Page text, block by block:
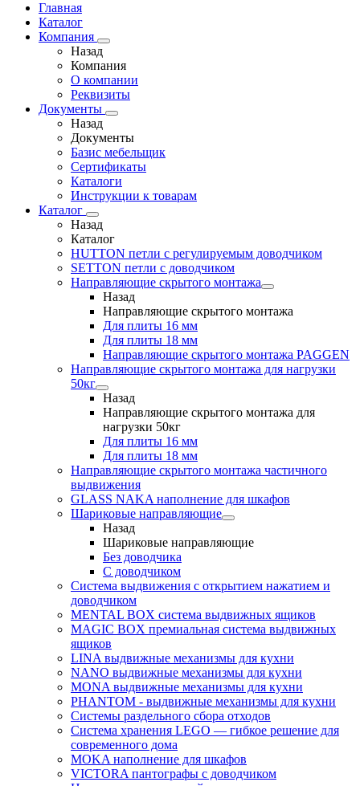
Главная
Каталог
Компания
Назад
Компания
О компании
Реквизиты
Документы
Назад
Документы
Базис мебельщик
Сертификаты
Каталоги
Инструкции к товарам
Каталог
Назад
Каталог
HUTTON петли с регулируемым доводчиком
SETTON петли с доводчиком
Направляющие скрытого монтажа
Назад
Направляющие скрытого монтажа
Для плиты 16 мм
Для плиты 18 мм
Направляющие скрытого монтажа PAGGEN
Направляющие скрытого монтажа для нагрузки
50кг
Назад
Направляющие скрытого монтажа для
нагрузки 50кг
Для плиты 16 мм
Для плиты 18 мм
Направляющие скрытого монтажа частичного
выдвижения
GLASS NAKA наполнение для шкафов
Шариковые направляющие
Назад
Шариковые направляющие
Без доводчика
С доводчиком
Система выдвижения с открытием нажатием и
доводчиком
MENTAL BOX система выдвижных ящиков
MAGIC BOX премиальная система выдвижных
ящиков
LINA выдвижные механизмы для кухни
NANO выдвижные механизмы для кухни
MONA выдвижные механизмы для кухни
PHANTOM - выдвижные механизмы для кухни
Системы раздельного сбора отходов
Система хранения LEGO — гибкое решение для
современного дома
MOKA наполнение для шкафов
VICTORA пантографы с доводчиком